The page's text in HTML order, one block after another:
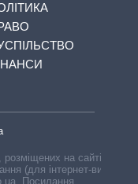
на сайті,
(для інтернет-видань
Посилання